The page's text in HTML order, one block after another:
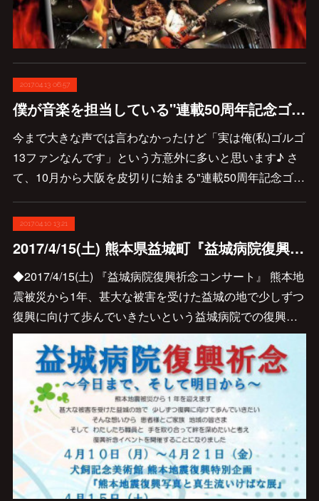
2017.04.13 06:57
僕が音楽を担当している"連載50周年記念ゴルゴ13特別展"の公式ホームページがオープンしました♪
今まで大きな声では言わなかったけど「実は俺(私)ゴルゴ
13ファンなんです」という方意外に多いと思います♪ さ
て、10月から大阪を皮切りに始まる"連載50周年記念ゴ…
2017.04.10 13:21
2017/4/15(土) 熊本県益城町『益城病院復興祈念コンサート』に出演します♪
◆2017/4/15(土) 『益城病院復興祈念コンサート』 熊本地
震被災から1年、甚大な被害を受けた益城の地で少しずつ
復興に向けて歩んでいきたいという益城病院での復興…